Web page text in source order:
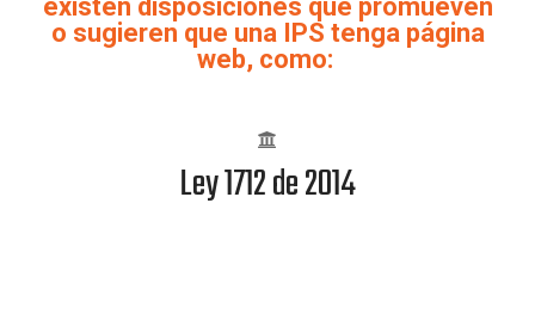
existen disposiciones que promueven
o sugieren que una IPS tenga página
web, como:
Ley 1712 de 2014